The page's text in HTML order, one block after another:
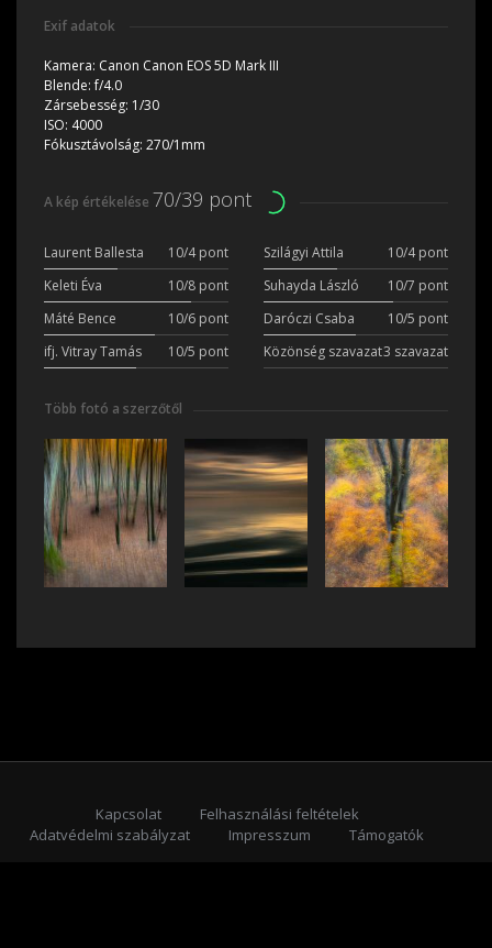
Exif adatok
Kamera: Canon Canon EOS 5D Mark III
Blende:f/4.0
Zársebesség: 1/30
ISO: 4000
Fókusztávolság: 270/1mm
A kép értékelése 70/39 pont
Laurent Ballesta 10/4 pont Szilágyi Attila
10/4 pont
Keleti Éva
10/8 pont Suhayda László
10/7 pont
Máté Bence
10/6 pont Daróczi Csaba
10/5 pont
ifj. Vitray Tamás
10/5 pont Közönség szavazat3 szavazat
Több fotó a szerzőtől
Kapcsolat
Felhasználási feltételek
Adatvédelmi szabályzat
Impresszum
Támogatók